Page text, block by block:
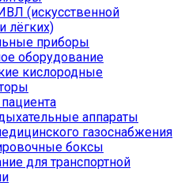
(искусственной
лёгких)
приборы
оборудование
кислородные
аппараты
газоснабжения
боксы
для транспортной